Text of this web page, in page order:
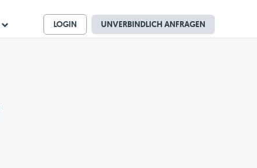
LOGIN UNVERBINDLICH ANFRAGEN